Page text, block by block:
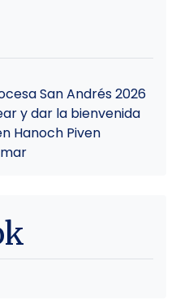
San Andrés 2026
y dar la bienvenida
Hanoch Piven